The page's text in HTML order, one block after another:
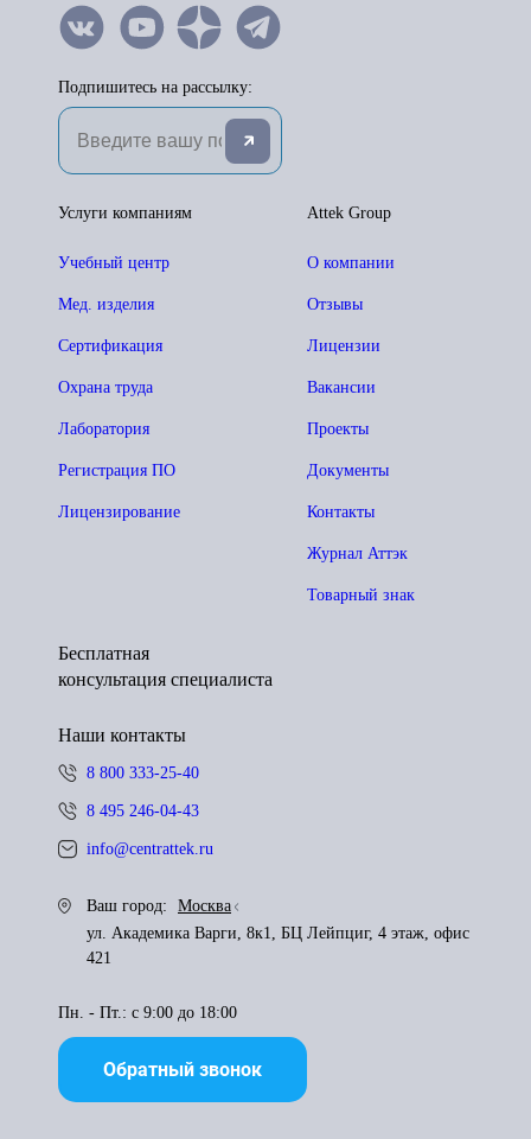
Подпишитесь на рассылку:
Attek Group
О компании
Отзывы
Лицензии
Вакансии
Проекты
Документы
Контакты
Журнал Аттэк
Товарный знак
Услуги компаниям
Учебный центр
Мед. изделия
Сертификация
Охрана труда
Лаборатория
Регистрация ПО
Лицензирование
Бесплатная
консультация специалиста
Наши контакты
8 800 333-25-40
8 495 246-04-43
info@centrattek.ru
Ваш город:
Москва
ул. Академика Варги, 8к1, БЦ Лейпциг, 4 этаж, офис
421
Пн. - Пт.: с 9:00 до 18:00
Обратный звонок